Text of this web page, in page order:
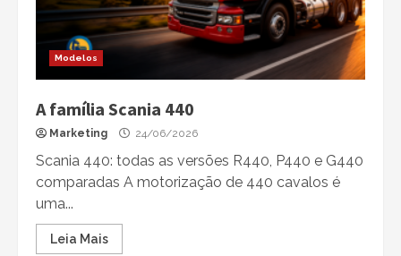
Modelos
A família Scania 440
Marketing 24/06/2026
Scania 440: todas as versões R440, P440 e G440
comparadas A motorização de 440 cavalos é
uma...
Leia Mais